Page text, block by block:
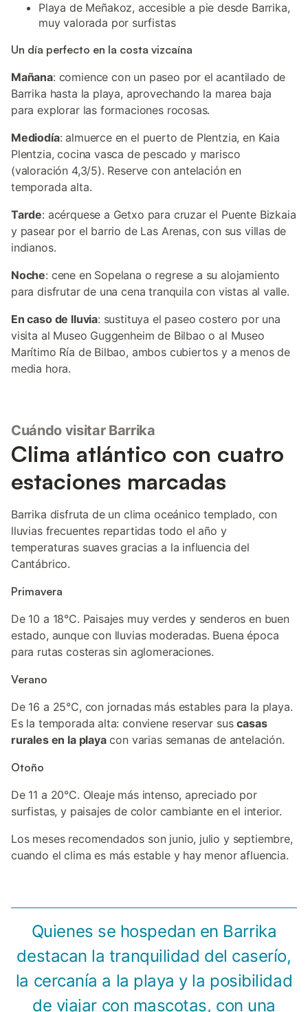
Playa de Meñakoz, accesible a pie desde Barrika,
muy valorada por surfistas
Un día perfecto en la costa vizcaína
Mañana: comience con un paseo por el acantilado de
Barrika hasta la playa, aprovechando la marea baja
para explorar las formaciones rocosas.
Mediodía: almuerce en el puerto de Plentzia, en Kaia
Plentzia, cocina vasca de pescado y marisco
(valoración 4,3/5). Reserve con antelación en
temporada alta.
Tarde: acérquese a Getxo para cruzar el Puente Bizkaia
y pasear por el barrio de Las Arenas, con sus villas de
indianos.
Noche: cene en Sopelana o regrese a su alojamiento
para disfrutar de una cena tranquila con vistas al valle.
En caso de lluvia: sustituya el paseo costero por una
visita al Museo Guggenheim de Bilbao o al Museo
Marítimo Ría de Bilbao, ambos cubiertos y a menos de
media hora.
Cuándo visitar Barrika
Clima atlántico con cuatro
estaciones marcadas
Barrika disfruta de un clima oceánico templado, con
lluvias frecuentes repartidas todo el año y
temperaturas suaves gracias a la influencia del
Cantábrico.
Primavera
De 10 a 18°C. Paisajes muy verdes y senderos en buen
estado, aunque con lluvias moderadas. Buena época
para rutas costeras sin aglomeraciones.
Verano
De 16 a 25°C, con jornadas más estables para la playa.
Es la temporada alta: conviene reservar suscasas
rurales en la playacon varias semanas de antelación.
Otoño
De 11 a 20°C. Oleaje más intenso, apreciado por
surfistas, y paisajes de color cambiante en el interior.
Los meses recomendados son junio, julio y septiembre,
cuando el clima es más estable y hay menor afluencia.
Quienes se hospedan en Barrika
destacan la tranquilidad del caserío,
la cercanía a la playa y la posibilidad
de viajar con mascotas, con una